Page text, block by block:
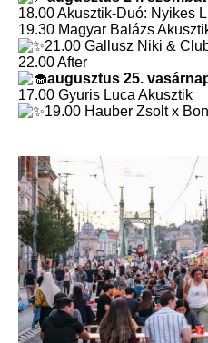
18.00 Akusztik-Duó: Nyikes
19.30 Magyar Balázs
21.00 Gallusz Niki &
22.00 After
augusztus 25.
17.00 Gyuris Luca Akusztik
19.00 Hauber Zsolt x